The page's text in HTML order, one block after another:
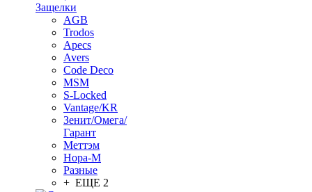
Защелки
AGB
Trodos
Apecs
Avers
Code Deco
MSM
S-Locked
Vantage/KR
Зенит/Омега/
Гарант
Меттэм
Нора-М
Разные
+ ЕЩЕ 2